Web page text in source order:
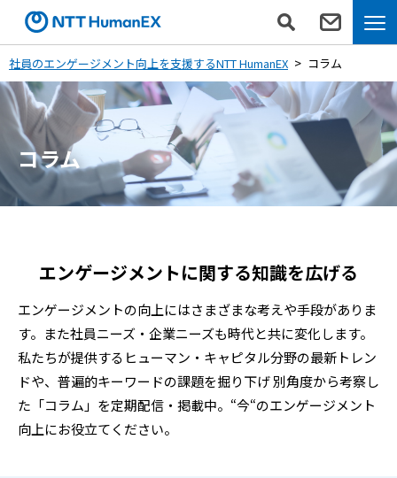
社員のエンゲージメント向上を支援するNTT HumanEX コラム
コラム
エンゲージメントに関する知識を広げる
エンゲージメントの向上にはさまざまな考えや手段がありま
す。また社員ニーズ・企業ニーズも時代と共に変化します。
私たちが提供するヒューマン・キャピタル分野の最新トレン
ドや、普遍的キーワードの課題を掘り下げ別角度から考察し
た「コラム」を定期配信・掲載中。“今“のエンゲージメント
向上にお役立てください。